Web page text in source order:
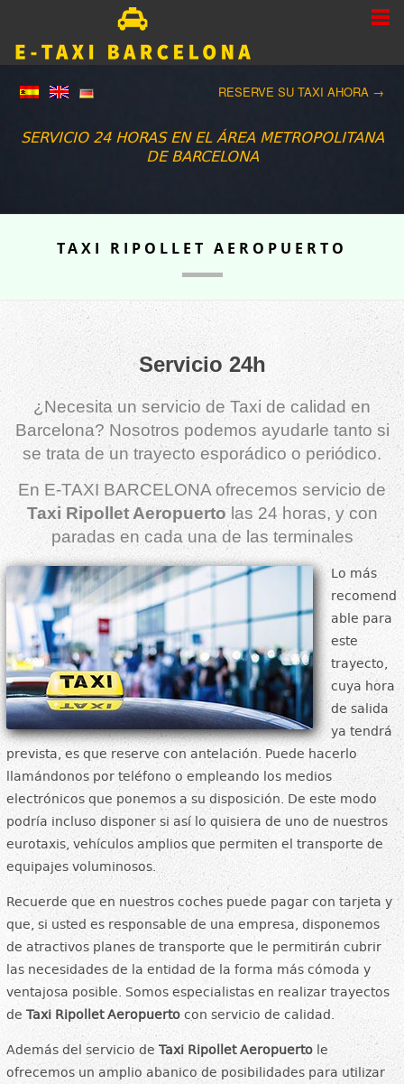
RESERVE SU TAXI AHORA →
SERVICIO 24 HORAS EN EL ÁREA METROPOLITANA
DE BARCELONA
TAXI RIPOLLET AEROPUERTO
Servicio 24h
¿Necesita un servicio de Taxi de calidad en
Barcelona? Nosotros podemos ayudarle tanto si
se trata de un trayecto esporádico o periódico.
En E-TAXI BARCELONA ofrecemos servicio de
Taxi Ripollet Aeropuerto las 24 horas, y con
paradas en cada una de las terminales
Lo más
recomend
able para
este
trayecto,
cuya hora
de salida
ya tendrá
prevista, es que reserve con antelación. Puede hacerlo
llamándonos por teléfono o empleando los medios
electrónicos que ponemos a su disposición. De este modo
podría incluso disponer si así lo quisiera de uno de nuestros
eurotaxis, vehículos amplios que permiten el transporte de
equipajes voluminosos.
Recuerde que en nuestros coches puede pagar con tarjeta y
que, si usted es responsable de una empresa, disponemos
de atractivos planes de transporte que le permitirán cubrir
las necesidades de la entidad de la forma más cómoda y
ventajosa posible. Somos especialistas en realizar trayectos
de Taxi Ripollet Aeropuertocon servicio de calidad.
Además del servicio de Taxi Ripollet Aeropuerto le
ofrecemos un amplio abanico de posibilidades para utilizar